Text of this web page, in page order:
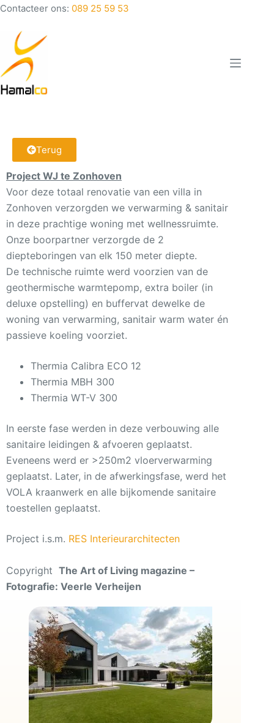
Contacteer ons: 089 25 59 53
Terug
Project WJ te Zonhoven
Voor deze totaal renovatie van een villa in
Zonhoven verzorgden we verwarming & sanitair
in deze prachtige woning met wellnessruimte.
Onze boorpartner verzorgde de 2
diepteboringen van elk 150 meter diepte.
De technische ruimte werd voorzien van de
geothermische warmtepomp, extra boiler (in
deluxe opstelling) en buffervat dewelke de
woning van verwarming, sanitair warm water én
passieve koeling voorziet.
Thermia Calibra ECO 12
Thermia MBH 300
Thermia WT-V 300
In eerste fase werden in deze verbouwing alle
sanitaire leidingen & afvoeren geplaatst.
Eveneens werd er >250m2 vloerverwarming
geplaatst. Later, in de afwerkingsfase, werd het
VOLA kraanwerk en alle bijkomende sanitaire
toestellen geplaatst.
Project i.s.m. RES Interieurarchitecten
Copyright The Art of Living magazine –
Fotografie: Veerle Verheijen